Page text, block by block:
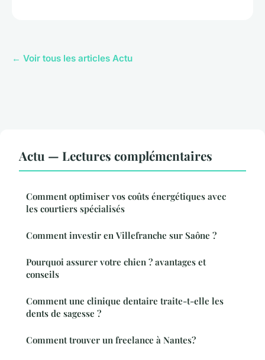
← Voir tous les articles Actu
Actu — Lectures complémentaires
Comment optimiser vos coûts énergétiques avec
les courtiers spécialisés
Comment investir en Villefranche sur Saône ?
Pourquoi assurer votre chien ? avantages et
conseils
Comment une clinique dentaire traite-t-elle les
dents de sagesse ?
Comment trouver un freelance à Nantes?